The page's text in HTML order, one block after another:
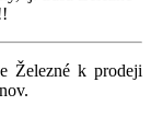
Železné k prodeji